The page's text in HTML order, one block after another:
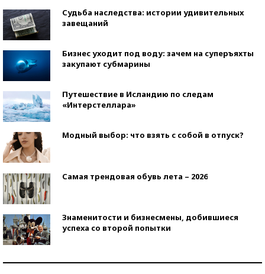
Судьба наследства: истории удивительных
завещаний
Бизнес уходит под воду: зачем на суперъяхты
закупают субмарины
Путешествие в Исландию по следам
«Интерстеллара»
Модный выбор: что взять с собой в отпуск?
Самая трендовая обувь лета – 2026
Знаменитости и бизнесмены, добившиеся
успеха со второй попытки